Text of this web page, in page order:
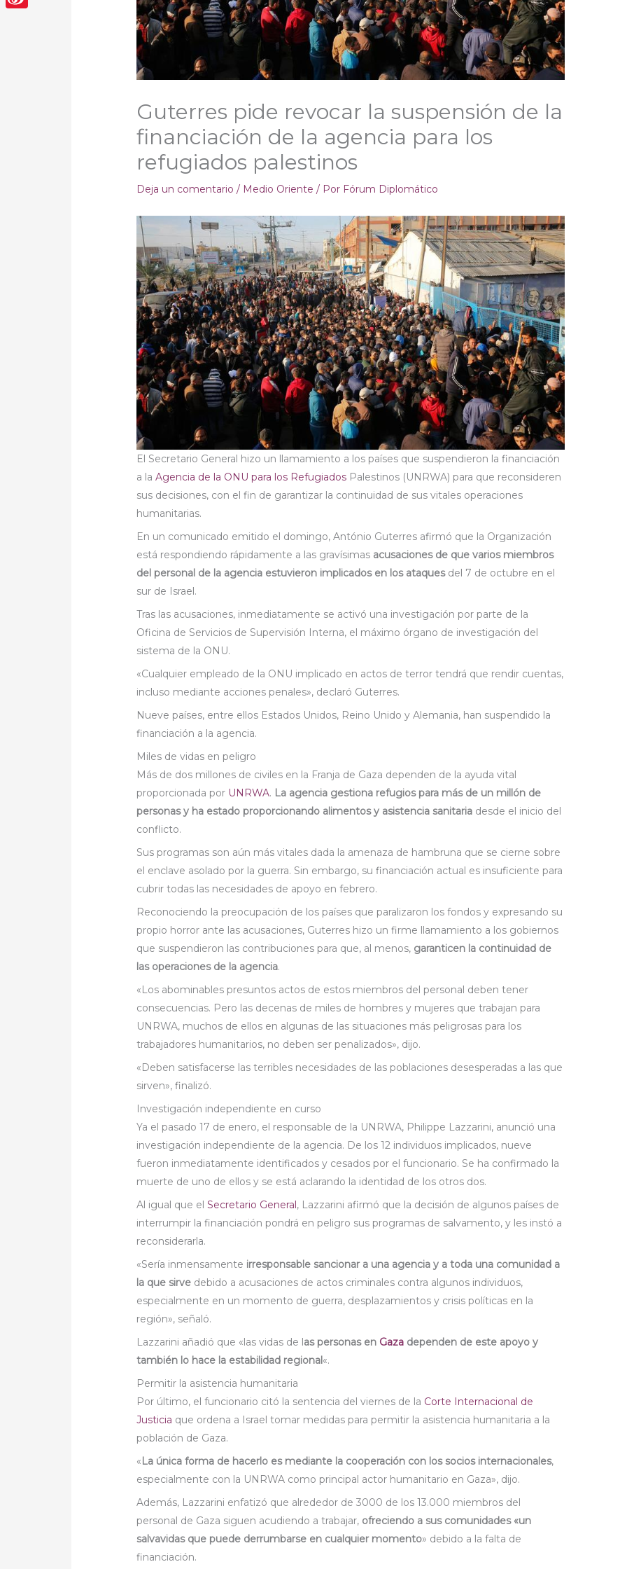
Guterres pide revocar la suspensión de la
financiación de la agencia para los
refugiados palestinos
Deja un comentario / Medio Oriente / Por Fórum Diplomático
El Secretario General hizo un llamamiento a los países que suspendieron la financiación
a laAgencia de la ONU para los Refugiados Palestinos (UNRWA) para que reconsideren
sus decisiones, con el fin de garantizar la continuidad de sus vitales operaciones
humanitarias.
En un comunicado emitido el domingo, António Guterres afirmó que la Organización
está respondiendo rápidamente a las gravísimas acusaciones de que varios miembros
del personal de la agencia estuvieron implicados en los ataquesdel 7 de octubre en el
sur de Israel.
Tras las acusaciones, inmediatamente se activó una investigación por parte de la
Oficina de Servicios de Supervisión Interna, el máximo órgano de investigación del
sistema de la ONU.
«Cualquier empleado de la ONU implicado en actos de terror tendrá que rendir cuentas,
incluso mediante acciones penales», declaró Guterres.
Nueve países, entre ellos Estados Unidos, Reino Unido y Alemania, han suspendido la
financiación a la agencia.
Miles de vidas en peligro
Más de dos millones de civiles en la Franja de Gaza dependen de la ayuda vital
proporcionada por UNRWA. La agencia gestiona refugios para más de un millón de
personas y ha estado proporcionando alimentos y asistencia sanitaria desde el inicio del
conflicto.
Sus programas son aún más vitales dada la amenaza de hambruna que se cierne sobre
el enclave asolado por la guerra. Sin embargo, su financiación actual es insuficiente para
cubrir todas las necesidades de apoyo en febrero.
Reconociendo la preocupación de los países que paralizaron los fondos y expresando su
propio horror ante las acusaciones, Guterres hizo un firme llamamiento a los gobiernos
que suspendieron las contribuciones para que, al menos, garanticen la continuidad de
las operaciones de la agencia.
«Los abominables presuntos actos de estos miembros del personal deben tener
consecuencias. Pero las decenas de miles de hombres y mujeres que trabajan para
UNRWA, muchos de ellos en algunas de las situaciones más peligrosas para los
trabajadores humanitarios, no deben ser penalizados», dijo.
«Deben satisfacerse las terribles necesidades de las poblaciones desesperadas a las que
sirven», finalizó.
Investigación independiente en curso
Ya el pasado 17 de enero, el responsable de la UNRWA, Philippe Lazzarini, anunció una
investigación independiente de la agencia. De los 12 individuos implicados, nueve
fueron inmediatamente identificados y cesados por el funcionario. Se ha confirmado la
muerte de uno de ellos y se está aclarando la identidad de los otros dos.
Al igual que elSecretario General, Lazzarini afirmó que la decisión de algunos países de
interrumpir la financiación pondrá en peligro sus programas de salvamento, y les instó a
reconsiderarla.
«Sería inmensamente irresponsable sancionar a una agencia y a toda una comunidad a
la que sirve debido a acusaciones de actos criminales contra algunos individuos,
especialmente en un momento de guerra, desplazamientos y crisis políticas en la
región», señaló.
Lazzarini añadió que «las vidas de las personas en Gaza dependen de este apoyo y
también lo hace la estabilidad regional«.
Permitir la asistencia humanitaria
Por último, el funcionario citó la sentencia del viernes de la Corte Internacional de
Justicia que ordena a Israel tomar medidas para permitir la asistencia humanitaria a la
población de Gaza.
«La única forma de hacerlo es mediante la cooperación con los socios internacionales,
especialmente con la UNRWA como principal actor humanitario en Gaza», dijo.
Además, Lazzarini enfatizó que alrededor de 3000 de los 13.000 miembros del
personal de Gaza siguen acudiendo a trabajar, ofreciendo a sus comunidades «un
salvavidas que puede derrumbarse en cualquier momento» debido a la falta de
financiación.